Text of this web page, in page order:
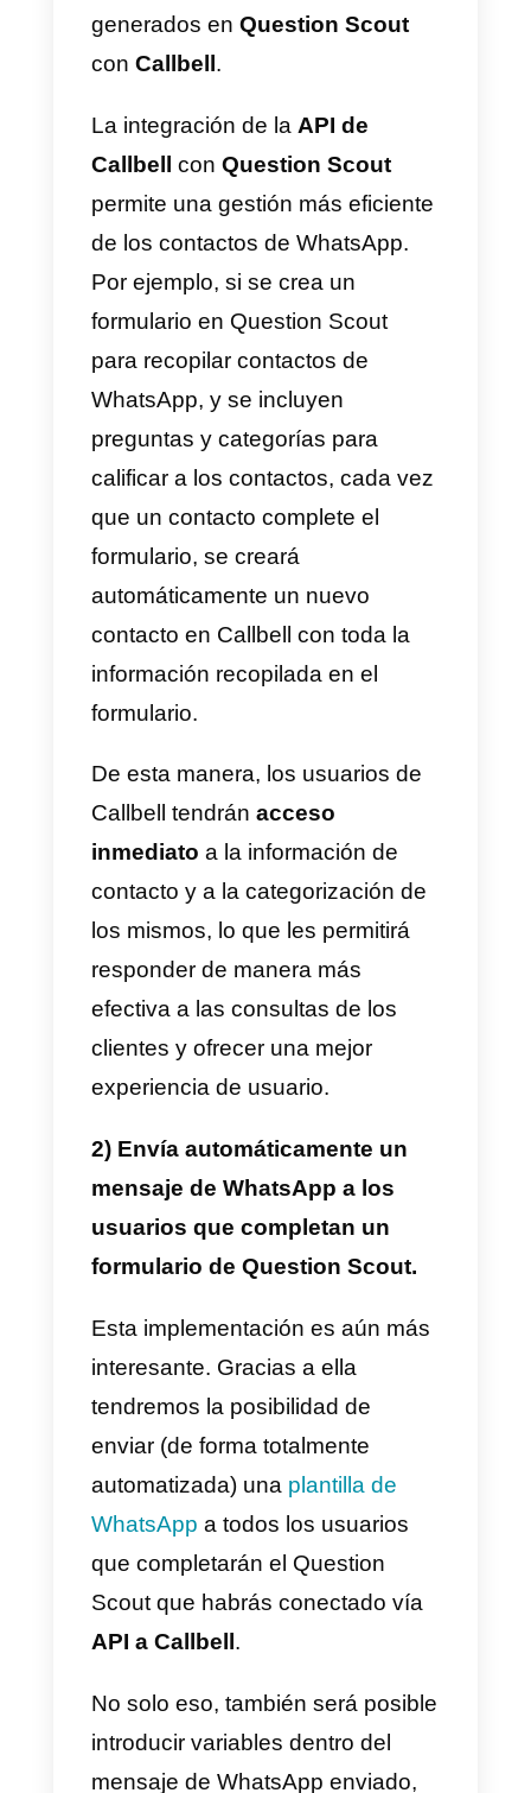
comunicación utilizadas.
Cómo integrar WhatsApp
a Question Scout –
Método principal
Si aún no lo has hecho, primero
debes:
1) Crear una cuenta de
integrar
WhatsApp Business API
Crear una cuenta de
Scout.
Una vez hecho esto, puede
comenzar a usar la
Callbellpara conectar tu cuenta
de WhatsApp de empresa a
Question Scout según tus
necesidades.
Aquí hay algunos ejemplos
interesantes de cómo
1) Genere clientes potenciales
Scout
Con esta implementación, será
posible sincronizar
automáticamente los contactos
generados enQuestion Scout
conCallbell.
CallbellconQuestion Scout
permite una gestión más